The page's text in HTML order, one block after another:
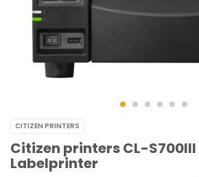
CITIZEN PRINTERS
Citizen printers CL-
Labelprinter